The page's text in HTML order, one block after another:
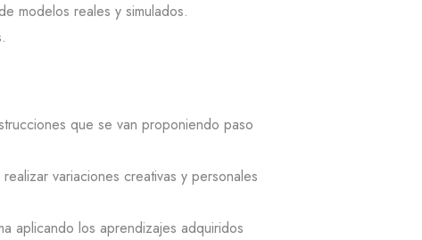
modelos reales y simulados.
que se van proponiendo paso
variaciones creativas y personales
aplicando los aprendizajes adquiridos